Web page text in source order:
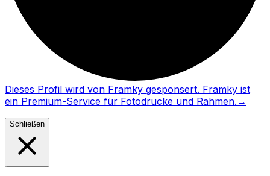
Dieses Profil wird von Framky gesponsert. Framky ist
ein Premium-Service für Fotodrucke und Rahmen. →
Schließen